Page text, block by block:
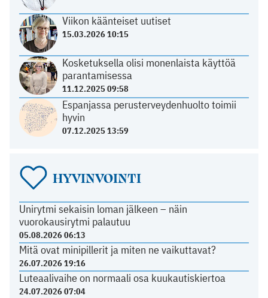
Viikon käänteiset uutiset
15.03.2026 10:15
Kosketuksella olisi monenlaista käyttöä
parantamisessa
11.12.2025 09:58
Espanjassa perusterveydenhuolto toimii
hyvin
07.12.2025 13:59
HYVINVOINTI
Unirytmi sekaisin loman jälkeen – näin
vuorokausirytmi palautuu
05.08.2026 06:13
Mitä ovat minipillerit ja miten ne vaikuttavat?
26.07.2026 19:16
Luteaalivaihe on normaali osa kuukautiskiertoa
24.07.2026 07:04